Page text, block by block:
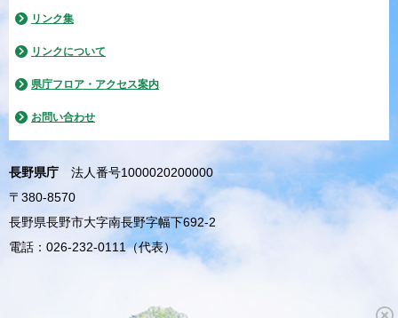
リンク集
リンクについて
県庁フロア・アクセス案内
お問い合わせ
長野県庁
法人番号1000020200000
〒380-8570
長野県長野市大字南長野字幅下692-2
電話：026-232-0111（代表）